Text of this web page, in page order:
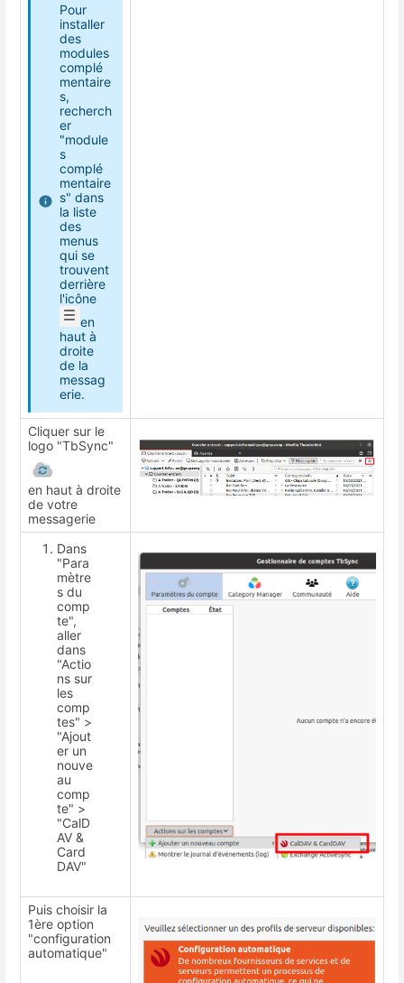
Pour
installer
des
modules
complé
mentaire
s,
recherch
er
"module
s
complé
mentaire
s" dans
la liste
des
menus
qui se
trouvent
derrière
l'icône
en
haut à
droite
de la
messag
erie.
Cliquer sur le
logo "TbSync"
en haut à droite
de votre
messagerie
Dans
"Para
mètre
s du
comp
te",
aller
dans
"Actio
ns sur
les
comp
tes" >
"Ajout
er un
nouve
au
comp
te" >
"CalD
AV &
Card
DAV"
Puis choisir la
1ère option
"configuration
automatique"